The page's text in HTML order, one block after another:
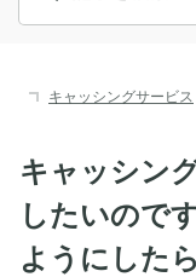
キャッシングサービス
キャッシン
したいので
ようにした